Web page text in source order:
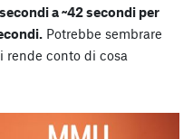
a ~42 secondi per
Potrebbe sembrare
rende conto di cosa